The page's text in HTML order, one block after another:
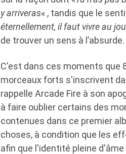
y arriveras« , tandis que le
éternellement, il faut vivre au
de trouver un sens à l’absurde.
C'est dans ces moments que
morceaux forts s'inscrivent
rappelle Arcade Fire à son
à faire oublier certains des
contenues dans ce premier
choses, à condition que les
afin que l'identité pleine